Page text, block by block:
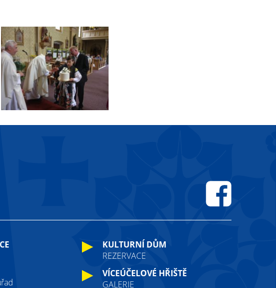
KULTURNÍ DŮM
REZERVACE
VÍCEÚČELOVÉ HŘIŠTĚ
GALERIE